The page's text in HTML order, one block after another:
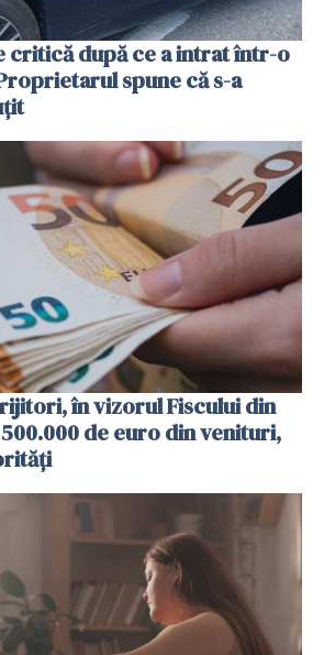
critică după ce a intrat într-o
spune că s-a
în vizorul Fiscului din
de euro din venituri,